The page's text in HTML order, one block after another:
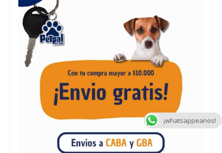
¡whatsappeanos!